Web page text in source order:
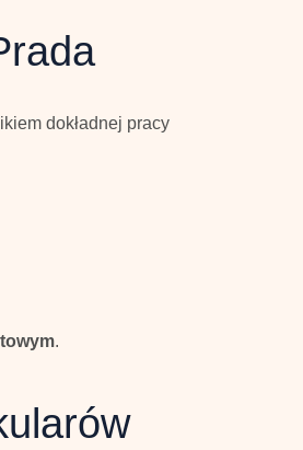
dokładnej pracy
.